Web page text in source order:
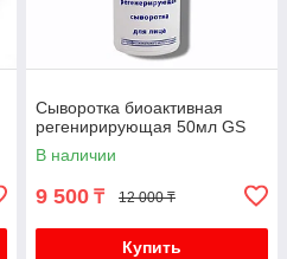
Сыворотка биоактивная
регенирирующая 50мл GS
В наличии
9 500 ₸ 12 000 ₸
Купить